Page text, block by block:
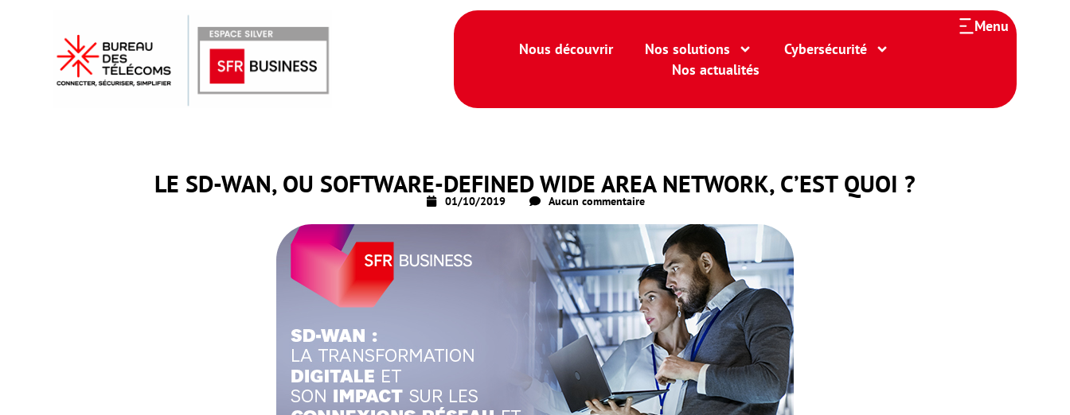
Nous découvrir Nos solutions
Cybersécurité
Nos actualités
Menu
LE SD-WAN, OU SOFTWARE-DEFINED WIDE AREA NETWORK, C’EST QUOI ?
01/10/2019 Aucun commentaire